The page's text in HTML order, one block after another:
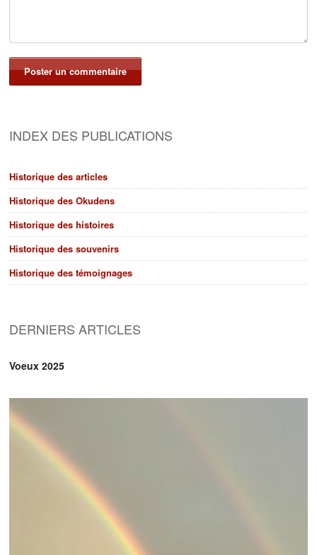
INDEX DES PUBLICATIONS
Historique des articles
Historique des Okudens
Historique des histoires
Historique des souvenirs
Historique des témoignages
DERNIERS ARTICLES
Voeux 2025